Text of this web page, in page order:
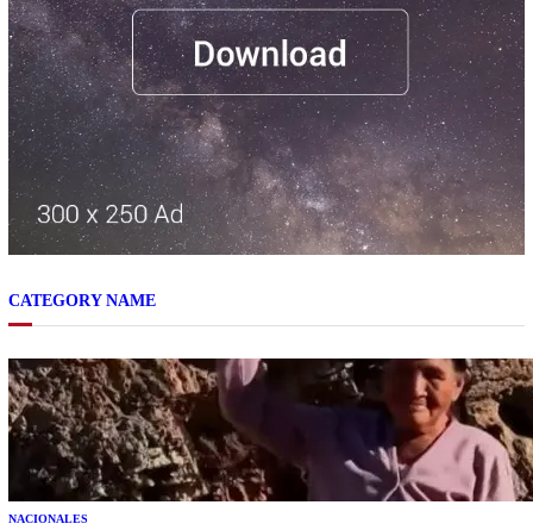
CATEGORY NAME
NACIONALES